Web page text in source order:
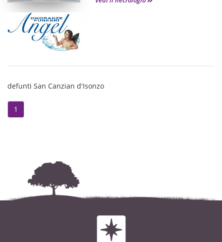
Espositiva dell'ospedale di
defunti San Canzian d'Isonzo
1